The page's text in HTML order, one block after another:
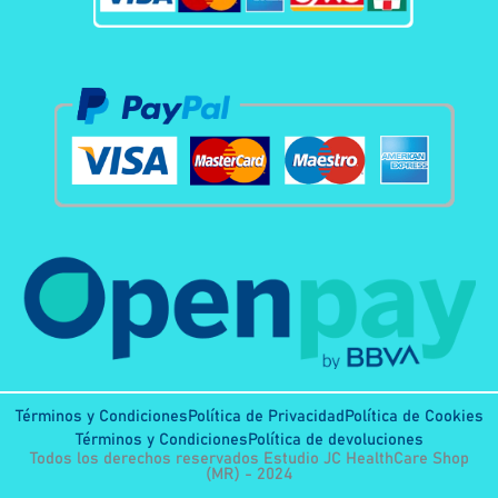
Términos y Condiciones Política de Privacidad Política de Cookies
Términos y Condiciones Política de devoluciones
Todos los derechos reservados Estudio JC HealthCare Shop
(MR) - 2024